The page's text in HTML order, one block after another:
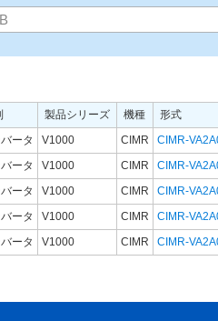
製品シリーズ 機種
形式
ータ V1000 CIMR
CIMR-
ータ V1000 CIMR
CIMR-
ータ V1000 CIMR
CIMR-
ータ V1000 CIMR
CIMR-
ータ V1000 CIMR CIMR-